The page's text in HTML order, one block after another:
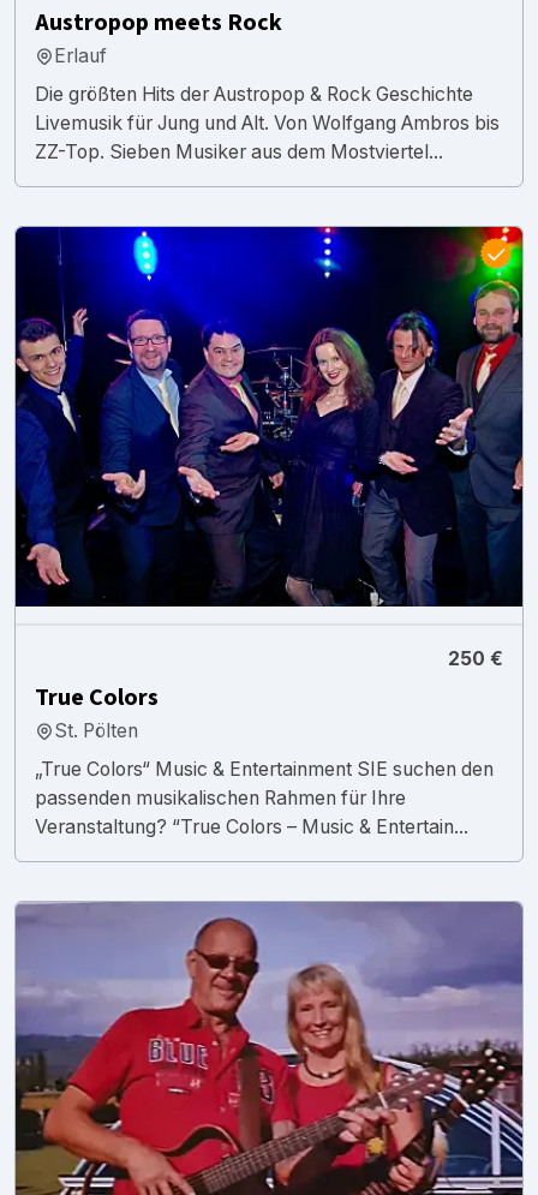
Austropop meets Rock
Erlauf
Die größten Hits der Austropop & Rock Geschichte
Livemusik für Jung und Alt. Von Wolfgang Ambros bis
ZZ-Top. Sieben Musiker aus dem Mostviertel...
250 €
True Colors
St. Pölten
„True Colors“ Music & Entertainment SIE suchen den
passenden musikalischen Rahmen für Ihre
Veranstaltung? “True Colors – Music & Entertain...